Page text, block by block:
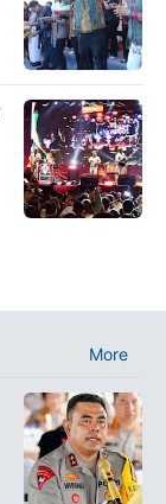
More